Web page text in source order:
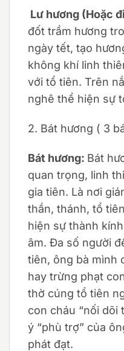
Lư hương (Hoặc
đốt trầm hương
ngày tết, tạo
không khí linh
với tổ tiên. Trên
nghê thể hiện sự
2. Bát hương ( 3
Bát hương: Bát
quan trọng, linh
gia tiên. Là nơi
thần, thánh, tổ
hiện sự thành
âm. Đa số người
tiên, ông bà mình
hay trừng phạt
thờ cúng tổ tiên
con cháu “nối dõi
ý “phù trợ” của
phát đạt.